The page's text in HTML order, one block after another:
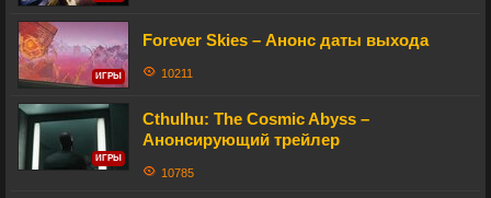
ИГРЫ
Forever Skies – Анонс даты выхода
10211
ИГРЫ
Cthulhu: The Cosmic Abyss –
Анонсирующий трейлер
10785